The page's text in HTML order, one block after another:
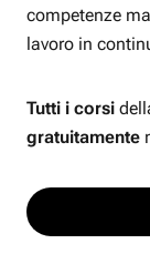
competenze
lavoro in
Tutti i corsi
gratuitamente